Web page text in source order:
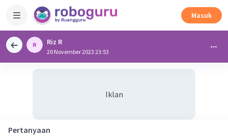
Masuk
Riz R
20 November 2023 23:53
Iklan
Pertanyaan